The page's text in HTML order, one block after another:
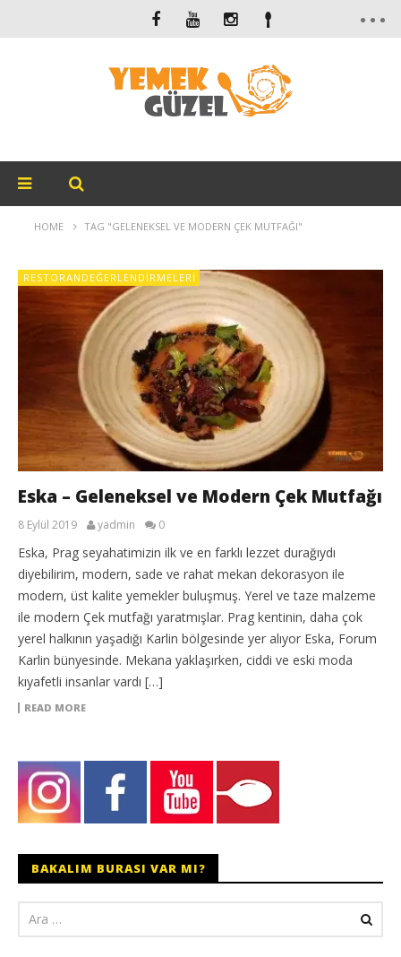
HOME TAG "GELENEKSEL VE MODERN ÇEK MUTFAĞI"
RESTORANDEĞERLENDIRMELERI
Eska – Geleneksel ve Modern Çek Mutfağı
8 Eylül 2019 yadmin 0
Eska, Prag seyahatimizin ilk ve en farklı lezzet durağıydı
diyebilirim, modern, sade ve rahat mekan dekorasyon ile
modern, üst kalite yemekler buluşmuş. Yerel ve taze malzeme
ile modern Çek mutfağı yaratmışlar. Prag kentinin, daha çok
yerel halkının yaşadığı Karlin bölgesinde yer alıyor Eska, Forum
Karlin bünyesinde. Mekana yaklaşırken, ciddi ve eski moda
kıyafetli insanlar vardı […]
READ MORE
BAKALIM BURASI VAR MI?